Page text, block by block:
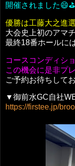
開催されました😄⛳️
優勝は工藤大之進
大会史上初のアマ
最終18番ホールに
コースコンディシ
この機会に是非プ
ご予約お待ちして
▼御前水GC自社
https://firstee.jp/